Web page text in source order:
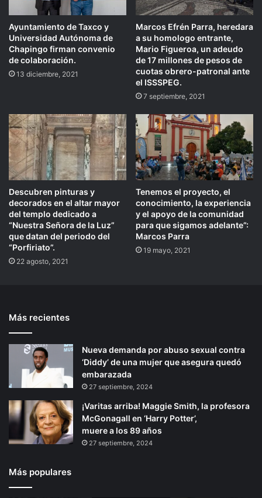
Ayuntamiento de Taxco y
Universidad Autónoma de
Chapingo firman convenio
de colaboración.
13 diciembre, 2021
Marcos Efrén Parra, heredara
a su homologo entrante,
Mario Figueroa, un adeudo
de 17 millones de pesos de
cuotas obrero-patronal ante
el ISSSPEG.
7 septiembre, 2021
Descubren pinturas y
decorados en el altar mayor
del templo dedicado a
“Nuestra Señora de la Luz”
que datan del periodo del
“Porfiriato”.
22 agosto, 2021
Tenemos el proyecto, el
conocimiento, la experiencia
y el apoyo de la comunidad
para que sigamos adelante”:
Marcos Parra
19 mayo, 2021
Más recientes
Nueva demanda por abuso sexual contra
‘Diddy’ de una mujer que asegura quedó
embarazada
27 septiembre, 2024
¡Varitas arriba! Maggie Smith, la profesora
McGonagall en ‘Harry Potter’,
muere a los 89 años
27 septiembre, 2024
Más populares